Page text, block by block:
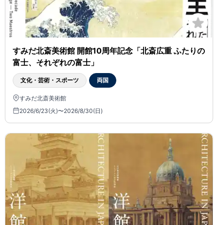
すみだ北斎美術館 開館10周年記念「北斎広重 ふたりの
富士、それぞれの富士」
文化・芸術・スポーツ 両国
すみだ北斎美術館
2026/6/23(火)〜2026/8/30(日)